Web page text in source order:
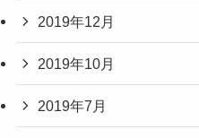
2019年12月
2019年10月
2019年7月